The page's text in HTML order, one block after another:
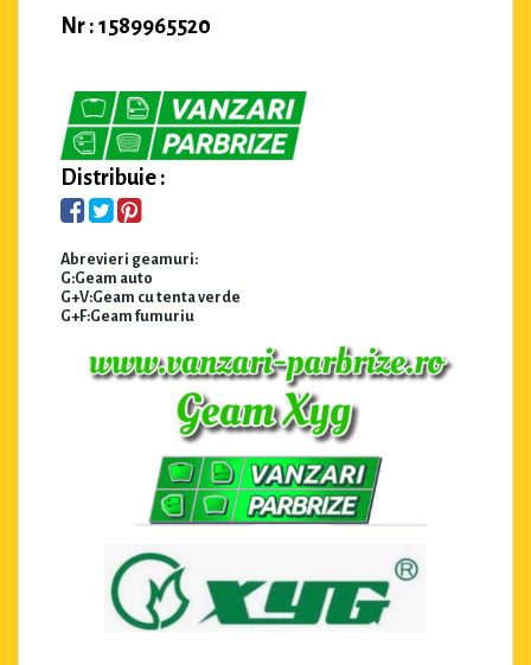
Nr : 1589965520
Distribuie :
Abrevieri geamuri:
G:Geam auto
G+V:Geam cu tenta verde
G+F:Geam fumuriu